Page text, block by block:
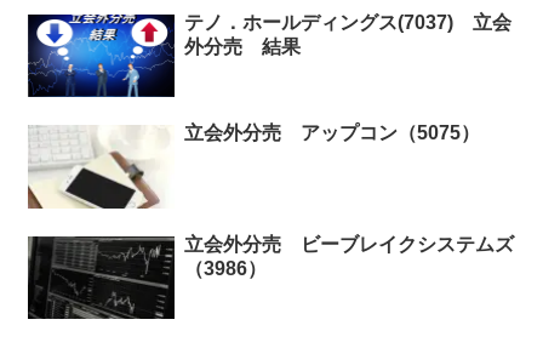
テノ．ホールディングス(7037) 立会
外分売 結果
立会外分売 アップコン（5075）
立会外分売 ビーブレイクシステムズ
（3986）